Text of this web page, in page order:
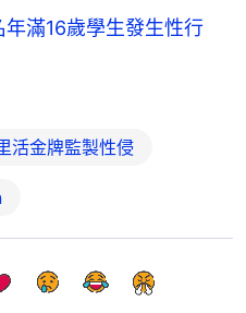
年滿16歲學生發生性行
活金牌監製性侵